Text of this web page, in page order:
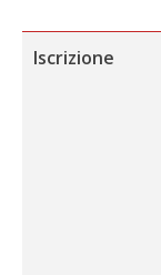
Iscrizione